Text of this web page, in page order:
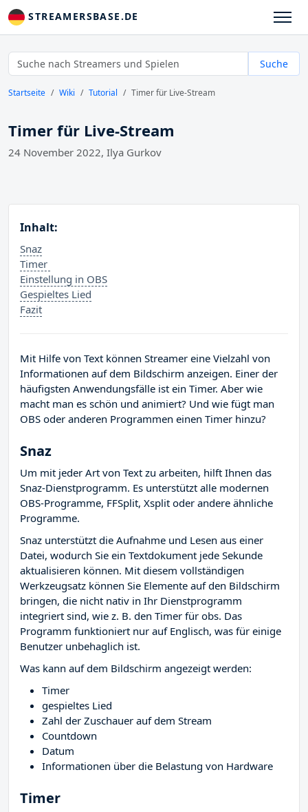
STREAMERSBASE.DE
Suche
Startseite Wiki Tutorial Timer für Live-Stream
Timer für Live-Stream
24 November 2022, Ilya Gurkov
Inhalt:
Snaz
Timer
Einstellung in OBS
Gespieltes Lied
Fazit
Mit Hilfe von Text können Streamer eine Vielzahl von
Informationen auf dem Bildschirm anzeigen. Einer der
häufigsten Anwendungsfälle ist ein Timer. Aber wie
macht man es schön und animiert? Und wie fügt man
OBS oder anderen Programmen einen Timer hinzu?
Snaz
Um mit jeder Art von Text zu arbeiten, hilft Ihnen das
Snaz-Dienstprogramm. Es unterstützt alle modernen
OBS-Programme, FFSplit, Xsplit oder andere ähnliche
Programme.
Snaz unterstützt die Aufnahme und Lesen aus einer
Datei, wodurch Sie ein Textdokument jede Sekunde
aktualisieren können. Mit diesem vollständigen
Werkzeugsatz können Sie Elemente auf den Bildschirm
bringen, die nicht nativ in Ihr Dienstprogramm
integriert sind, wie z. B. den Timer für obs. Das
Programm funktioniert nur auf Englisch, was für einige
Benutzer unbehaglich ist.
Was kann auf dem Bildschirm angezeigt werden:
Timer
gespieltes Lied
Zahl der Zuschauer auf dem Stream
Countdown
Datum
Informationen über die Belastung von Hardware
Timer